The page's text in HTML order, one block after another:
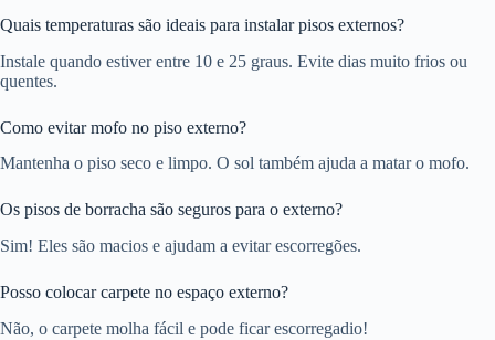
Quais temperaturas são ideais para instalar pisos externos?
Instale quando estiver entre 10 e 25 graus. Evite dias muito frios ou
quentes.
Como evitar mofo no piso externo?
Mantenha o piso seco e limpo. O sol também ajuda a matar o mofo.
Os pisos de borracha são seguros para o externo?
Sim! Eles são macios e ajudam a evitar escorregões.
Posso colocar carpete no espaço externo?
Não, o carpete molha fácil e pode ficar escorregadio!